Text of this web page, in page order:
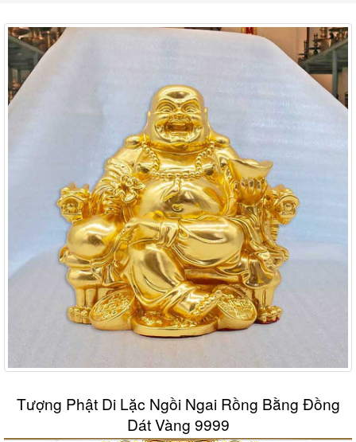
Tượng Phật Di Lặc Ngồi Ngai Rồng Bằng Đồng
Dát Vàng 9999